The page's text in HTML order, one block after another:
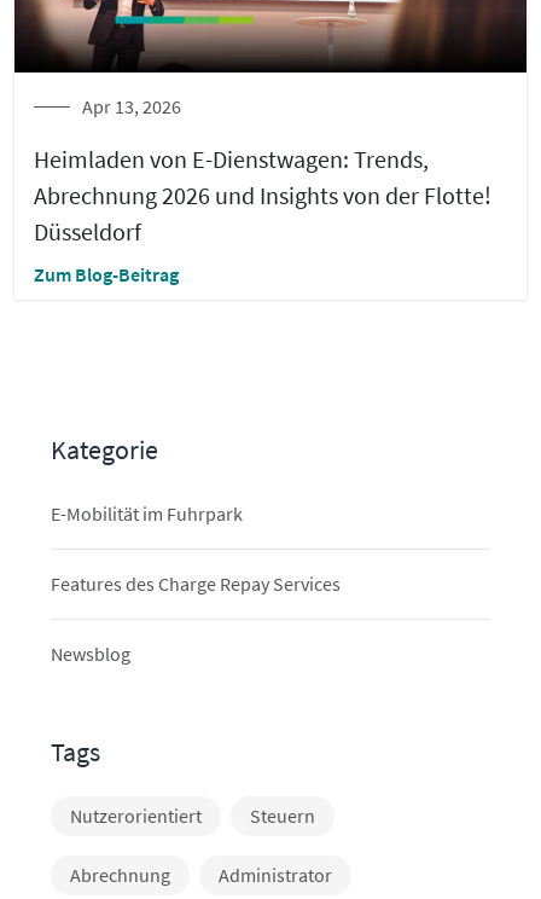
Apr 13, 2026
Heimladen von E-Dienstwagen: Trends,
Abrechnung 2026 und Insights von der Flotte!
Düsseldorf
Zum Blog-Beitrag
Kategorie
E-Mobilität im Fuhrpark
Features des Charge Repay Services
Newsblog
Tags
Nutzerorientiert Steuern
Abrechnung Administrator